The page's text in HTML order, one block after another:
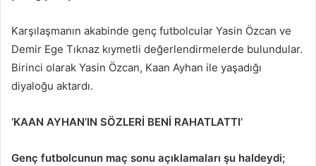
Karşılaşmanın akabinde genç futbolcular Yasin Özcan ve
Demir Ege Tıknaz kıymetli değerlendirmelerde bulundular.
Birinci olarak Yasin Özcan, Kaan Ayhan ile yaşadığı
diyaloğu aktardı.
‘KAAN AYHAN’IN SÖZLERİ BENİ RAHATLATTI’
Genç futbolcunun maç sonu açıklamaları şu haldeydi;